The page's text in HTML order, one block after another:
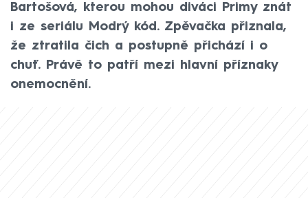
Bartošová, kterou mohou diváci Primy znát
i ze seriálu Modrý kód. Zpěvačka přiznala,
že ztratila čich a postupně přichází i o
chuť. Právě to patří mezi hlavní příznaky
onemocnění.